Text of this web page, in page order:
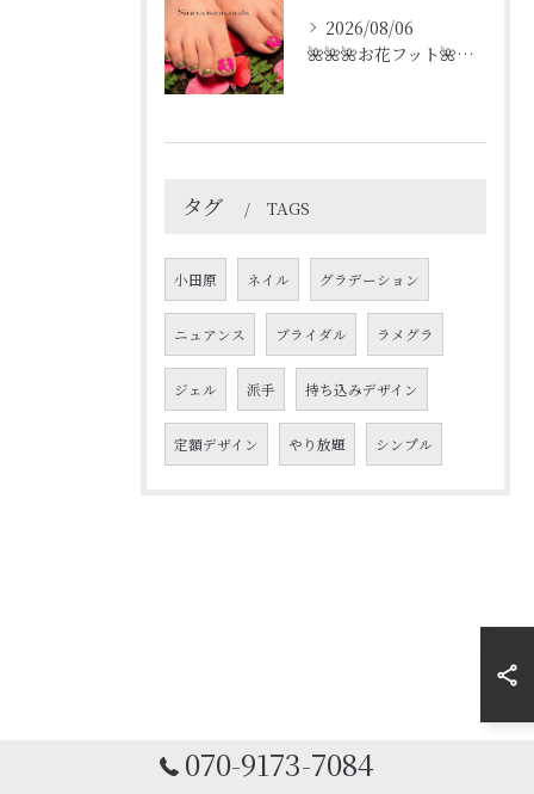
2026/08/06
🌺🌺🌺お花フット🌺🌺🌺
タグ TAGS
小田原 ネイル グラデーション
ニュアンス ブライダル ラメグラ
ジェル 派手 持ち込みデザイン
定額デザイン やり放題 シンプル
070-9173-7084